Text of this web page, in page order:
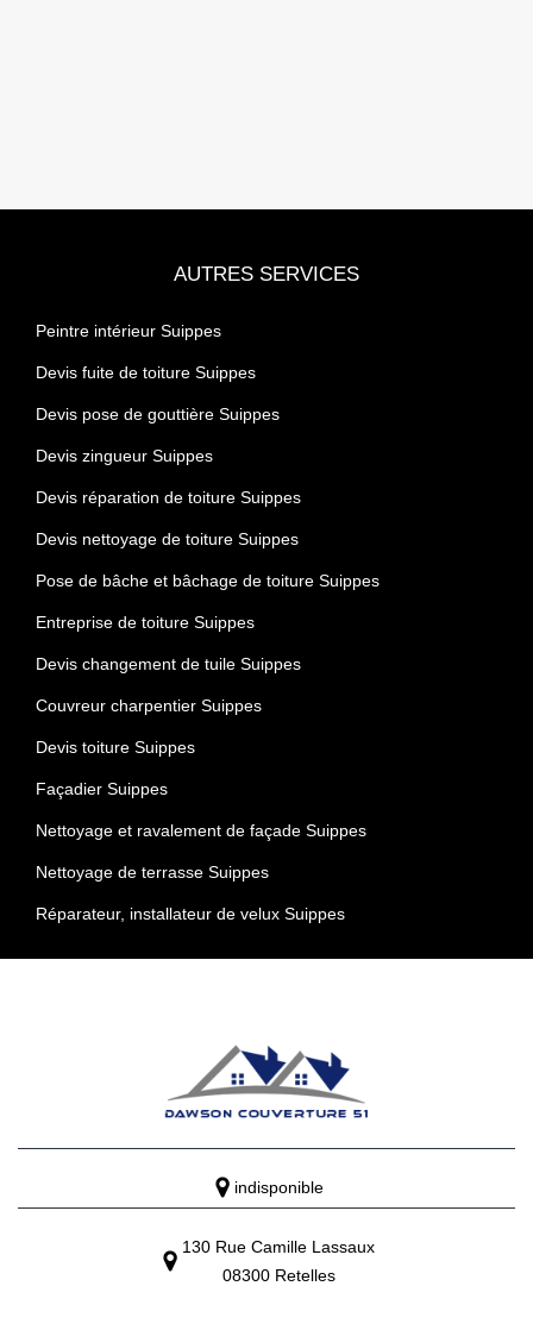
AUTRES SERVICES
Peintre intérieur Suippes
Devis fuite de toiture Suippes
Devis pose de gouttière Suippes
Devis zingueur Suippes
Devis réparation de toiture Suippes
Devis nettoyage de toiture Suippes
Pose de bâche et bâchage de toiture Suippes
Entreprise de toiture Suippes
Devis changement de tuile Suippes
Couvreur charpentier Suippes
Devis toiture Suippes
Façadier Suippes
Nettoyage et ravalement de façade Suippes
Nettoyage de terrasse Suippes
Réparateur, installateur de velux Suippes
indisponible
130 Rue Camille Lassaux
08300 Retelles